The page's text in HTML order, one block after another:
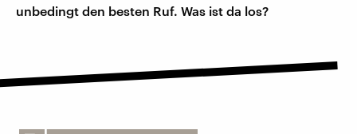
unbedingt den besten Ruf. Was ist da los?